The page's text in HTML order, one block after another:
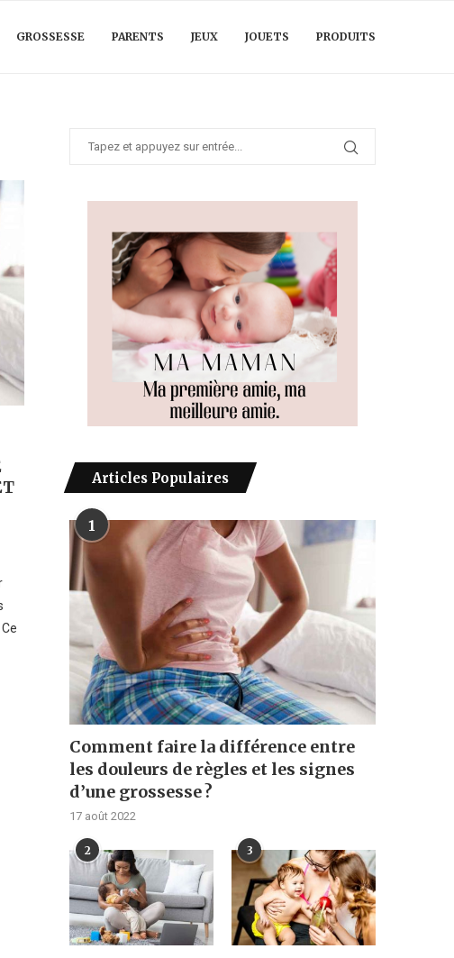
GROSSESSE PARENTS JEUX JOUETS PRODUITS
Articles Populaires
1
Comment faire la différence entre
les douleurs de règles et les signes
d’une grossesse ?
17 août 2022
2 3